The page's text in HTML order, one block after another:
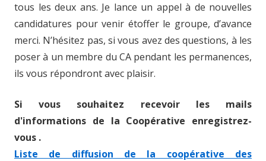
tous les deux ans. Je lance un appel à de nouvelles
candidatures pour venir étoffer le groupe, d’avance
merci. N’hésitez pas, si vous avez des questions, à les
poser à un membre du CA pendant les permanences,
ils vous répondront avec plaisir.
Si vous souhaitez recevoir les mails
d'informations de la Coopérative enregistrez-
vous .
Liste de diffusion de la coopérative des